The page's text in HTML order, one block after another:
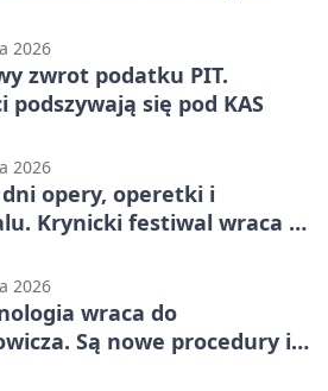
2026
zwrot podatku PIT.
podszywają się pod KAS
2026
opery, operetki i
Krynicki festiwal wraca z
2026
wraca do
Są nowe procedury i